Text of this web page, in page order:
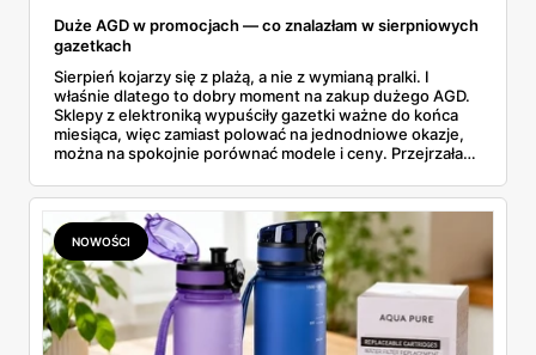
Duże AGD w promocjach — co znalazłam w sierpniowych
gazetkach
Sierpień kojarzy się z plażą, a nie z wymianą pralki. I
właśnie dlatego to dobry moment na zakup dużego AGD.
Sklepy z elektroniką wypuściły gazetki ważne do końca
miesiąca, więc zamiast polować na jednodniowe okazje,
można na spokojnie porównać modele i ceny. Przejrzałam
znalazłam, z cenami i terminami.
NOWOŚCI